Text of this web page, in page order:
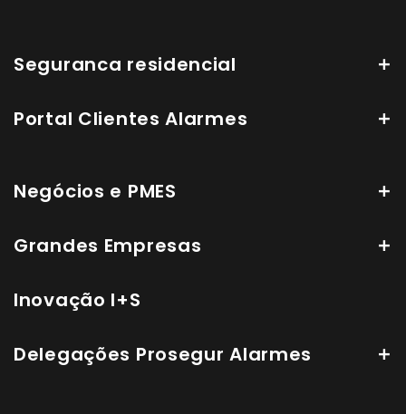
Seguranca residencial
Portal Clientes Alarmes
Negócios e PMES
Grandes Empresas
Inovação I+S
Delegações Prosegur Alarmes